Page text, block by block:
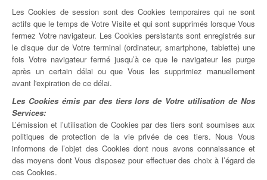
Les Cookies de session sont des Cookies temporaires qui ne sont
actifs que le temps de Votre Visite et qui sont supprimés lorsque Vous
fermez Votre navigateur. Les Cookies persistants sont enregistrés sur
le disque dur de Votre terminal (ordinateur, smartphone, tablette) une
fois Votre navigateur fermé jusqu’à ce que le navigateur les purge
après un certain délai ou que Vous les supprimiez manuellement
avant l'expiration de ce délai.
Les Cookies émis par des tiers lors de Votre utilisation de Nos
Services:
L’émission et l’utilisation de Cookies par des tiers sont soumises aux
politiques de protection de la vie privée de ces tiers. Nous Vous
informons de l’objet des Cookies dont nous avons connaissance et
des moyens dont Vous disposez pour effectuer des choix à l’égard de
ces Cookies.